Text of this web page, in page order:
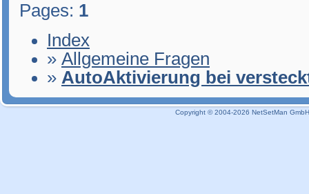
Pages: 1
Index
» Allgemeine Fragen
» AutoAktivierung bei
Copyright © 2004-2026 NetSetMan